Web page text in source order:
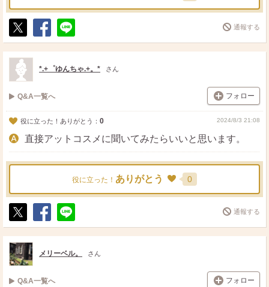
ポ
ス
ト
シ
ェ
送
る
通報する
*.+゜ゆんちゃ.+。* さん
Q&A一覧へ フォロー
役に立った！ありがとう： 0 2024/8/3 21:08
直接アットコスメに聞いてみたらいいと思います。
役に立った！ ありがとう 0
ポ
ス
ト
シ
ェ
送
る
通報する
メリーベル。 さん
Q&A一覧へ フォロー